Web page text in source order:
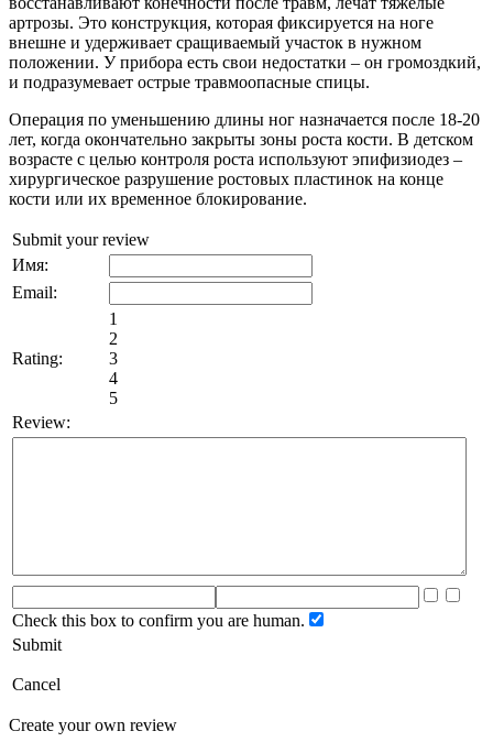
артрозы. Это конструкция, которая фиксируется на ноге
внешне и удерживает сращиваемый участок в нужном
положении. У прибора есть свои недостатки – он громоздкий,
и подразумевает острые травмоопасные спицы.
Операция по уменьшению длины ног назначается после 18-20
лет, когда окончательно закрыты зоны роста кости. В детском
возрасте с целью контроля роста используют эпифизиодез –
хирургическое разрушение ростовых пластинок на конце
кости или их временное блокирование.
Submit your review
Имя:
Email:
Rating:
1
2
3
4
5
Review:
Check this box to confirm you are human.
Submit
Cancel
Create your own review